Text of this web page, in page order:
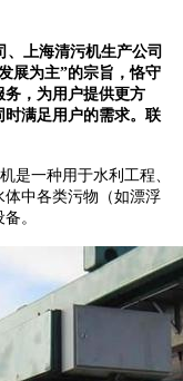
上海清污机生产公司
展为主”的宗旨，恪守
，为用户提供更方
满足用户的需求。联
是一种用于水利工程、
中各类污物（如漂浮
。